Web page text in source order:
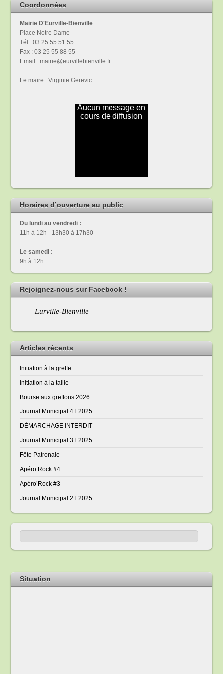
Coordonnées
Mairie D'Eurville-Bienville
Place Notre Dame
Tél : 03 25 55 51 55
Fax : 03 25 55 88 55
Email : mairie@eurvillebienville.fr
Le maire : Virginie Gerevic
Horaires d’ouverture au public
Du lundi au vendredi :
11h à 12h - 13h30 à 17h30
Le samedi :
9h à 12h
Rejoignez-nous sur Facebook !
Eurville-Bienville
Articles récents
Initiation à la greffe
Initiation à la taille
Bourse aux greffons 2026
Journal Municipal 4T 2025
DÉMARCHAGE INTERDIT
Journal Municipal 3T 2025
Fête Patronale
Apéro’Rock #4
Apéro’Rock #3
Journal Municipal 2T 2025
Situation